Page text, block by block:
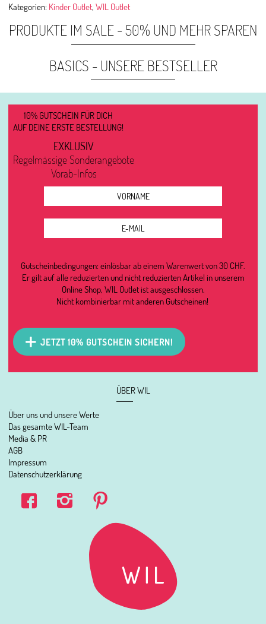
Kategorien: Kinder Outlet,WIL Outlet
PRODUKTE IM SALE - 50% UND MEHR SPAREN
BASICS - UNSERE BESTSELLER
ÜBER WIL
Über uns und unsere Werte
Das gesamte WIL-Team
Media & PR
AGB
Impressum
Datenschutzerklärung
10% GUTSCHEIN FÜR DICH
AUF DEINE ERSTE BESTELLUNG!
EXKLUSIV
Regelmässige Sonderangebote
Vorab-Infos
Gutscheinbedingungen: einlösbar ab einem Warenwert von 30 CHF.
Er gilt auf alle reduzierten und nicht reduzierten Artikel in unserem
Online Shop, WIL Outlet ist ausgeschlossen.
Nicht kombinierbar mit anderen Gutscheinen!
JETZT 10% GUTSCHEIN SICHERN!